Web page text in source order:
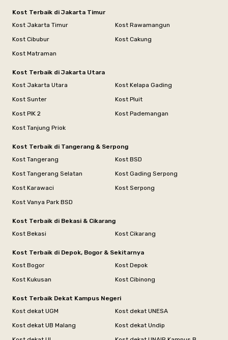
Kost Terbaik di Jakarta Timur
Kost Jakarta Timur
Kost Rawamangun
Kost Cibubur
Kost Cakung
Kost Matraman
Kost Terbaik di Jakarta Utara
Kost Jakarta Utara
Kost Kelapa Gading
Kost Sunter
Kost Pluit
Kost PIK 2
Kost Pademangan
Kost Tanjung Priok
Kost Terbaik di Tangerang & Serpong
Kost Tangerang
Kost BSD
Kost Tangerang Selatan
Kost Gading Serpong
Kost Karawaci
Kost Serpong
Kost Vanya Park BSD
Kost Terbaik di Bekasi & Cikarang
Kost Bekasi
Kost Cikarang
Kost Terbaik di Depok, Bogor & Sekitarnya
Kost Bogor
Kost Depok
Kost Kukusan
Kost Cibinong
Kost Terbaik Dekat Kampus Negeri
Kost dekat UGM
Kost dekat UNESA
Kost dekat UB Malang
Kost dekat Undip